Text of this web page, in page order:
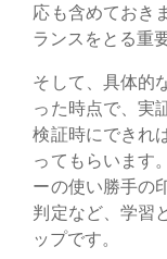
応も含めておき
ランスをとる重
そして、具体的
った時点で、実
検証時にできれ
ってもらいます
ーの使い勝手の
判定など、学習
ップです。